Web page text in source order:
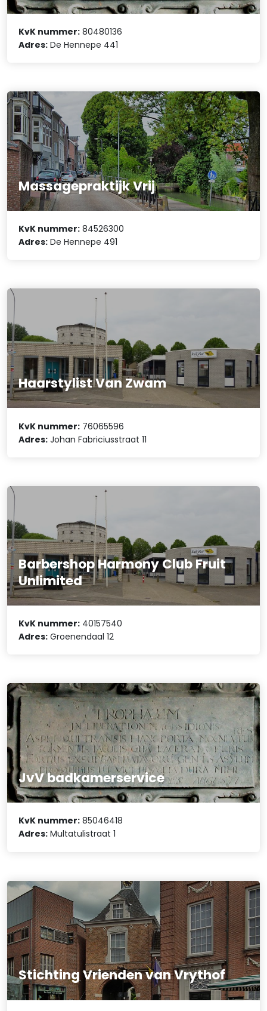
KvK nummer: 80480136
Adres: De Hennepe 441
Massagepraktijk Vrij
KvK nummer: 84526300
Adres: De Hennepe 491
Haarstylist Van Zwam
KvK nummer: 76065596
Adres: Johan Fabriciusstraat 11
Barbershop Harmony Club Fruit
Unlimited
KvK nummer: 40157540
Adres: Groenendaal 12
JvV badkamerservice
KvK nummer: 85046418
Adres: Multatulistraat 1
Stichting Vrienden van Vrythof